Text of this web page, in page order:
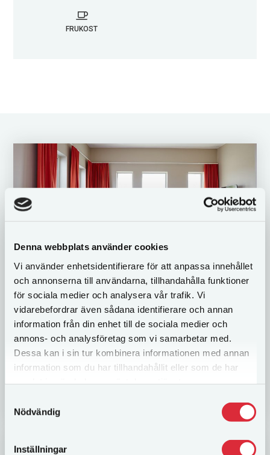
Denna webbplats använder cookies
Vi använder enhetsidentifierare för att anpassa innehållet
och annonserna till användarna, tillhandahålla funktioner
för sociala medier och analysera vår trafik. Vi
vidarebefordrar även sådana identifierare och annan
information från din enhet till de sociala medier och
annons- och analysföretag som vi samarbetar med.
Dessa kan i sin tur kombinera informationen med annan
information som du har tillhandahållit eller som de har
Nödvändig
Inställningar
FRUKOST
Familjerum plus 4 bäddar
Våra rymliga familjerum rum har en hög standard
med modern inredning. Rummen har även en
soffgrupp och antingen fönster med utsikt över
Göteborg eller utsikt över både Göteborg samt...
LÄS MER